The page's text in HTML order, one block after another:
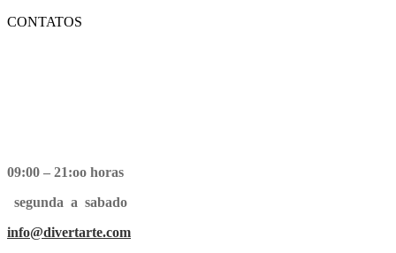
CONTATOS
09:00 – 21:oo horas
segunda a sabado
info@divertarte.com